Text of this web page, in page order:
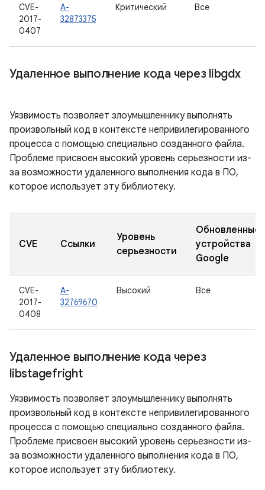
CVE-
2017-
0407
A-
32873375
Критический Все
Удаленное выполнение кода через libgdx
Уязвимость позволяет злоумышленнику выполнять
произвольный код в контексте непривилегированного
процесса с помощью специально созданного файла.
Проблеме присвоен высокий уровень серьезности из-
за возможности удаленного выполнения кода в ПО,
которое использует эту библиотеку.
CVE Ссылки
Уровень
серьезности
Обновленные
устройства
Google
CVE-
2017-
0408
A-
32769670
Высокий Все
Удаленное выполнение кода через
libstagefright
Уязвимость позволяет злоумышленнику выполнять
произвольный код в контексте непривилегированного
процесса с помощью специально созданного файла.
Проблеме присвоен высокий уровень серьезности из-
за возможности удаленного выполнения кода в ПО,
которое использует эту библиотеку.